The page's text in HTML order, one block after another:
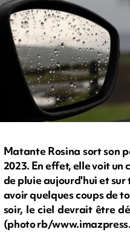
Matante Rosina sort son
2023. En effet, elle voit un
de pluie aujourd'hui et
avoir quelques coups de
soir, le ciel devrait être
(photo rb/